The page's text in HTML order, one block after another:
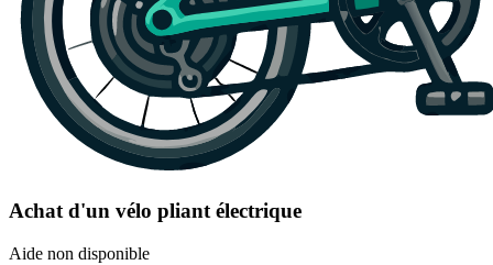
Achat d'un vélo pliant électrique
Aide non disponible